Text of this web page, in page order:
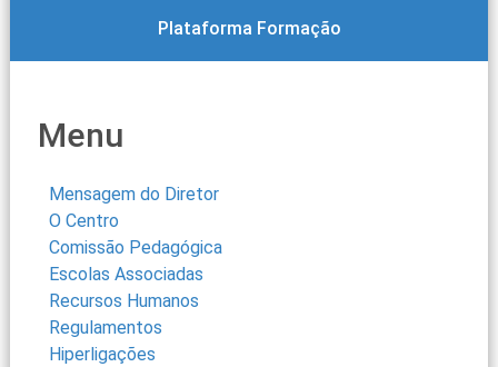
Plataforma Formação
Menu
Mensagem do Diretor
O Centro
Comissão Pedagógica
Escolas Associadas
Recursos Humanos
Regulamentos
Hiperligações